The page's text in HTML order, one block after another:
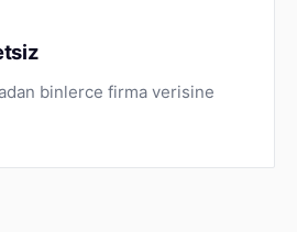
binlerce firma verisine